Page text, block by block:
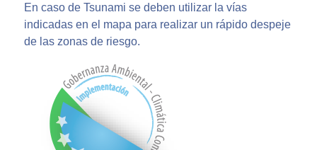
En caso de Tsunami se deben utilizar la vías
indicadas en el mapa para realizar un rápido despeje
de las zonas de riesgo.